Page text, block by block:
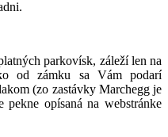
parkovísk, záleží len na
od zámku sa Vám podarí
(zo zastávky Marchegg je
pekne opísaná na webstránke